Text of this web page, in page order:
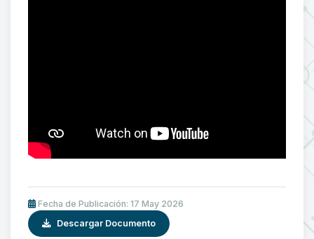
Fecha de Publicación: 17 May 2026
Descargar Documento